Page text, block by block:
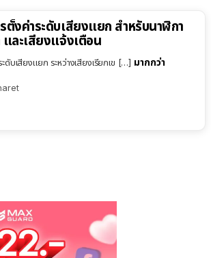
ตั้งค่าระดับเสียงแยก สำหรับนาฬิกา
และเสียงแจ้งเตือน
ดับเสียงแยก ระหว่างเสียงเรียกเข […] มากกว่า